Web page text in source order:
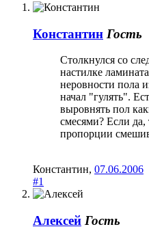
Константин Гость
Столкнулся со
настилке
неровности пола
начал "гулять".
выровнять пол
смесями? Если
пропорции
Константин, 07.06.2006
#1
Алексей Гость